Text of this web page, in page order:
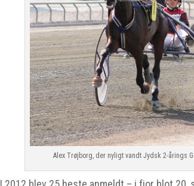
Alex Trøjborg, der nyligt vandt Jydsk 2-årings